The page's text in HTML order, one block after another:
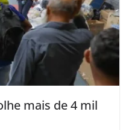
mais de 4 mil